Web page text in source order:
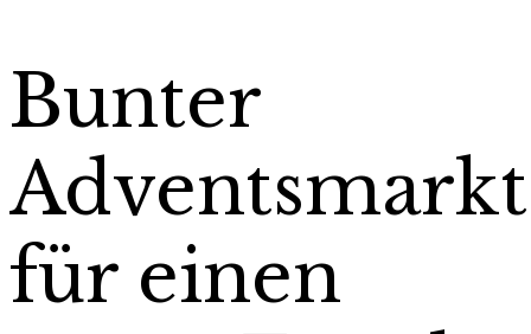
Bunter
Adventsmarkt
für einen